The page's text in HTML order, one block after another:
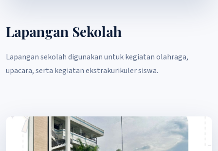
Lapangan Sekolah
Lapangan sekolah digunakan untuk kegiatan olahraga,
upacara, serta kegiatan ekstrakurikuler siswa.